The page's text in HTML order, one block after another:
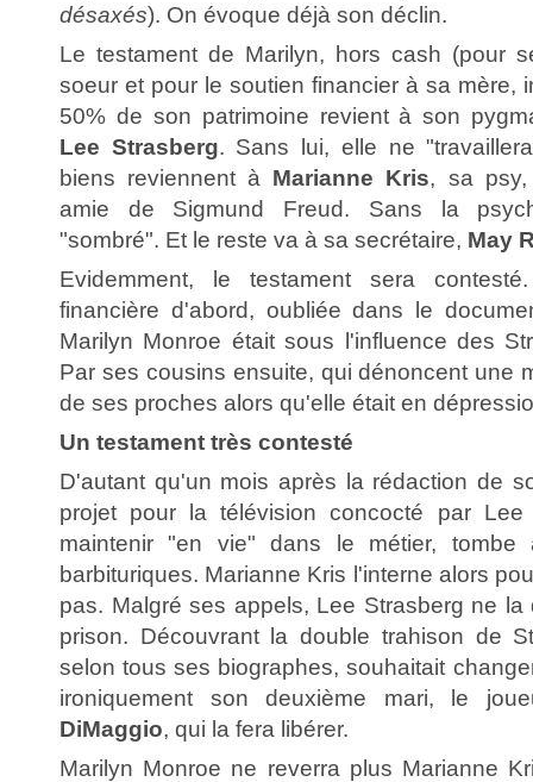
désaxés). On évoque déjà son déclin.
Le testament de Marilyn, hors cash (pour
soeur et pour le soutien financier à sa mère,
50% de son patrimoine revient à son
Lee Strasberg. Sans lui, elle ne
biens reviennent à Marianne Kris, sa psy,
amie de Sigmund Freud. Sans la
"sombré". Et le reste va à sa secrétaire, May
Evidemment, le testament sera
financière d'abord, oubliée dans le
Marilyn Monroe était sous l'influence des
Par ses cousins ensuite, qui dénoncent une
de ses proches alors qu'elle était en
Un testament très contesté
D'autant qu'un mois après la rédaction de
projet pour la télévision concocté par
maintenir "en vie" dans le métier,
barbituriques. Marianne Kris l'interne alors
pas. Malgré ses appels, Lee Strasberg ne
prison. Découvrant la double trahison de
selon tous ses biographes, souhaitait
ironiquement son deuxième mari, le
DiMaggio, qui la fera libérer.
Marilyn Monroe ne reverra plus Marianne